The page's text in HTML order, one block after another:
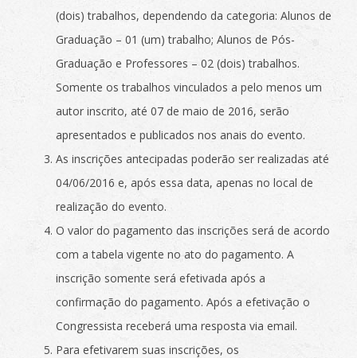
(dois) trabalhos, dependendo da categoria: Alunos de
Graduação – 01 (um) trabalho; Alunos de Pós-
Graduação e Professores – 02 (dois) trabalhos.
Somente os trabalhos vinculados a pelo menos um
autor inscrito, até 07 de maio de 2016, serão
apresentados e publicados nos anais do evento.
As inscrições antecipadas poderão ser realizadas até
04/06/2016 e, após essa data, apenas no local de
realização do evento.
O valor do pagamento das inscrições será de acordo
com a tabela vigente no ato do pagamento. A
inscrição somente será efetivada após a
confirmação do pagamento. Após a efetivação o
Congressista receberá uma resposta via email.
Para efetivarem suas inscrições, os